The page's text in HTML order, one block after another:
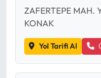
ZAFERTEPE MAH.
KONAK
Yol Tarifi Al